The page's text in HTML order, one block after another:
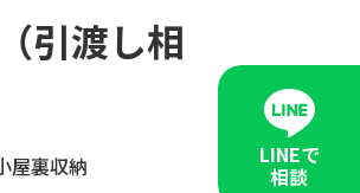
LINEで
相談
引渡し相
屋裏収納